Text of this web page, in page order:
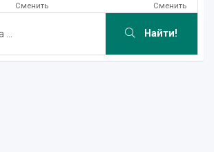
Сменить Сменить
Найти!